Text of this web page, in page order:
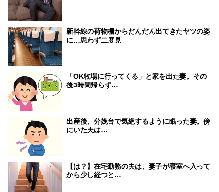
新幹線の荷物棚からだんだん出てきたヤツの姿
に…思わず二度見
「OK牧場に行ってくる」と家を出た妻。その
後3時間帰らず…
出産後、分娩台で気絶するように眠った妻。傍
にいた夫は…
【は？】在宅勤務の夫は、妻子が寝室へ入って
から少し経つと…